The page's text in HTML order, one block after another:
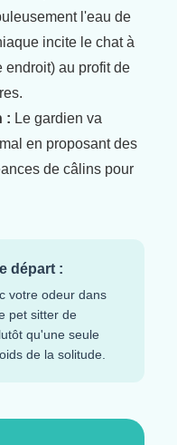
l'eau de
incite le chat à
endroit) au profit de
: Le gardien va
en proposant des
de câlins pour
départ :
votre odeur dans
pet sitter de
qu'une seule
de la solitude.